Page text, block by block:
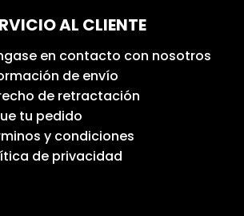
AL CLIENTE
en contacto con nosotros
de envío
de retractación
tu pedido
y condiciones
de privacidad